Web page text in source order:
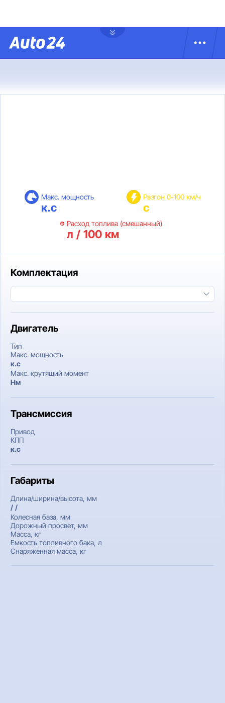
Макс. мощность
к.с
Разгон 0-100 км/ч
с
Расход топлива (смешанный)
л / 100 км
Комплектация
Двигатель
Тип
Макс. мощность
к.c
Макс. крутящий момент
Нм
Трансмиссия
Привод
КПП
к.c
Габариты
Длина/ширина/высота, мм
/ /
Колесная база, мм
Дорожный просвет, мм
Масса, кг
Емкость топливного бака, л
Снаряженная масса, кг